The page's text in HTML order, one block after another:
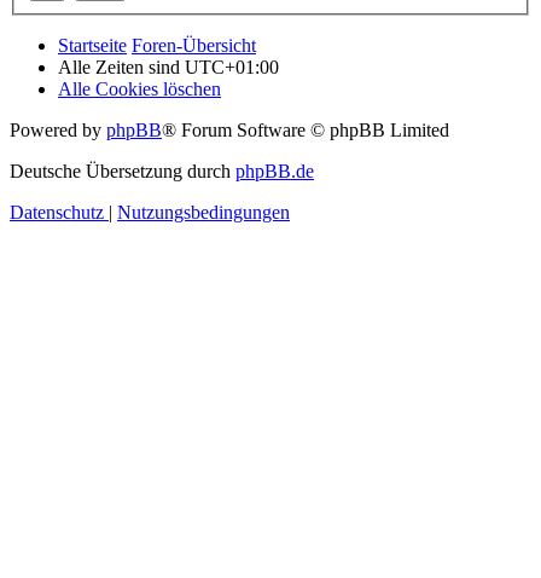
Startseite Foren-Übersicht
Alle Zeiten sind UTC+01:00
Alle Cookies löschen
Powered by phpBB® Forum Software © phpBB Limited
Deutsche Übersetzung durch phpBB.de
Datenschutz | Nutzungsbedingungen